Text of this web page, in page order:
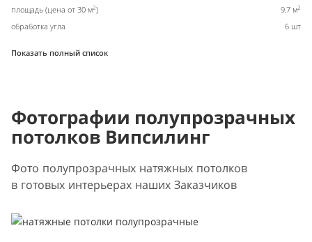
площадь (цена от 30 м2) 9,7 м2
обработка угла 6 шт
Показать полный список
Фотографии полупрозрачных
потолков Випсилинг
Фото полупрозрачных натяжных потолков
в готовых интерьерах наших Заказчиков